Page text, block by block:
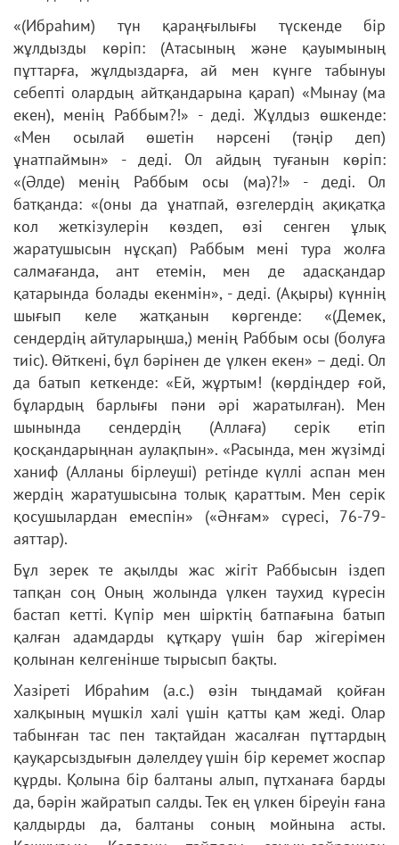
«(Ибраһим) түн қараңғылығы түскенде бір
жұлдызды көріп: (Атасының және қауымының
пұттарға, жұлдыздарға, ай мен күнге табынуы
себепті олардың айтқандарына қарап) «Мынау (ма
екен), менің Раббым?!» - деді. Жұлдыз өшкенде:
«Мен осылай өшетін нәрсені (тәңір деп)
ұнатпаймын» - деді. Ол айдың туғанын көріп:
«(Әлде) менің Раббым осы (ма)?!» - деді. Ол
батқанда: «(оны да ұнатпай, өзгелердің ақиқатқа
кол жеткізулерін көздеп, өзі сенген ұлық
жаратушысын нұсқап) Раббым мені тура жолға
салмағанда, ант етемін, мен де адасқандар
қатарында болады екенмін», - деді. (Ақыры) күннің
шығып келе жатқанын көргенде: «(Демек,
сендердің айтуларыңша,) менің Раббым осы (болуға
тиіс). Өйткені, бұл бәрінен де үлкен екен» – деді. Ол
да батып кеткенде: «Ей, жұртым! (көрдіңдер ғой,
бұлардың барлығы пәни әрі жаратылған). Мен
шынында сендердің (Аллаға) серік етіп
қосқандарыңнан аулақпын». «Расында, мен жүзімді
ханиф (Алланы бірлеуші) ретінде күллі аспан мен
жердің жаратушысына толық қараттым. Мен серік
қосушылардан емеспін» («Әнғам» сүресі, 76-79-
аяттар).
Бұл зерек те ақылды жас жігіт Раббысын іздеп
тапқан соң Оның жолында үлкен таухид күресін
бастап кетті. Күпір мен шірктің батпағына батып
қалған адамдарды құтқару үшін бар жігерімен
қолынан келгенінше тырысып бақты.
Хазіреті Ибраһим (а.с.) өзін тыңдамай қойған
халқының мүшкіл халі үшін қатты қам жеді. Олар
табынған тас пен тақтайдан жасалған пұттардың
қауқарсыздығын дәлелдеу үшін бір керемет жоспар
құрды. Қолына бір балтаны алып, пұтханаға барды
да, бәрін жайратып салды. Тек ең үлкен біреуін ғана
қалдырды да, балтаны соның мойнына асты.